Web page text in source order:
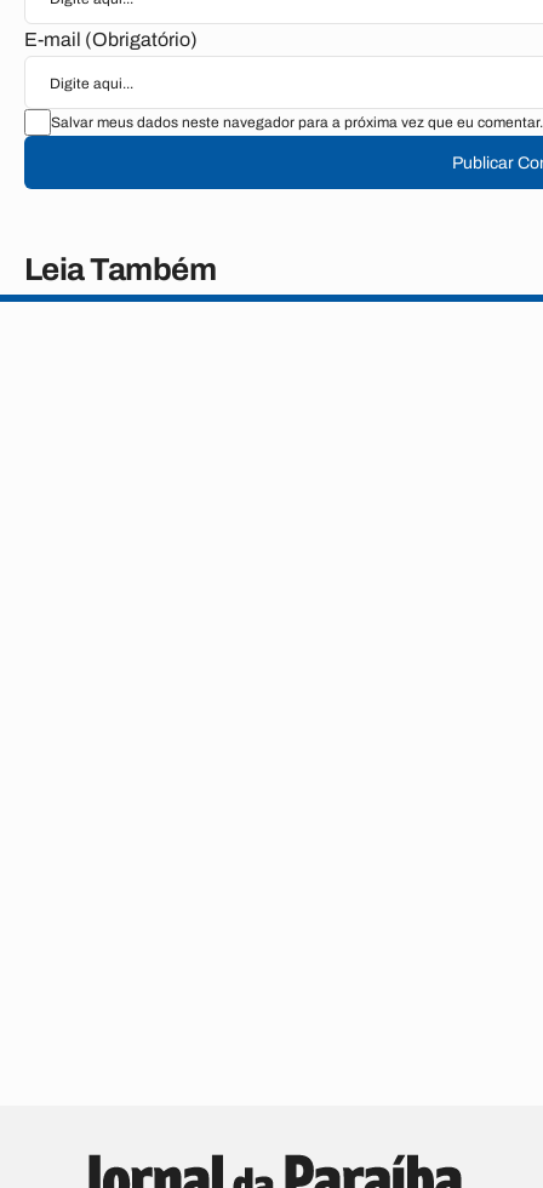
E-mail (Obrigatório)
Salvar meus dados neste navegador para a próxima vez que eu comentar.
Publicar
Leia Também